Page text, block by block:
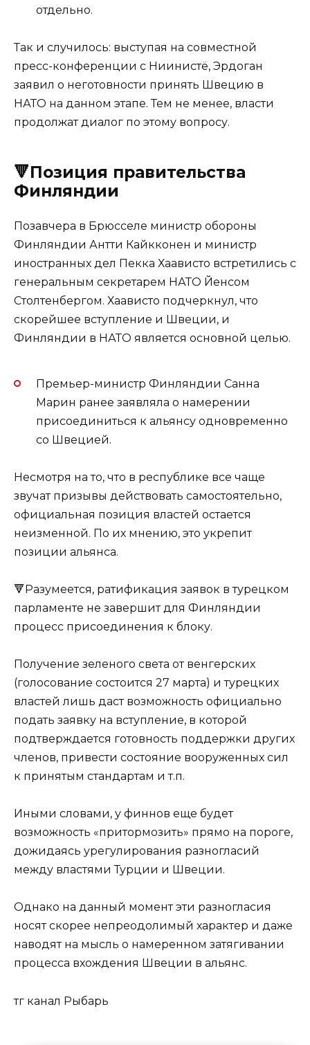
отдельно.
Так и случилось: выступая на совместной
пресс-конференции с Ниинистё, Эрдоган
заявил о неготовности принять Швецию в
НАТО на данном этапе. Тем не менее, власти
продолжат диалог по этому вопросу.
🔻Позиция правительства
Финляндии
Позавчера в Брюсселе министр обороны
Финляндии Антти Кайкконен и министр
иностранных дел Пекка Хаависто встретились с
генеральным секретарем НАТО Йенсом
Столтенбергом. Хаависто подчеркнул, что
скорейшее вступление и Швеции, и
Финляндии в НАТО является основной целью.
Премьер-министр Финляндии Санна
Марин ранее заявляла о намерении
присоединиться к альянсу одновременно
со Швецией.
Несмотря на то, что в республике все чаще
звучат призывы действовать самостоятельно,
официальная позиция властей остается
неизменной. По их мнению, это укрепит
позиции альянса.
🔻Разумеется, ратификация заявок в турецком
парламенте не завершит для Финляндии
процесс присоединения к блоку.
Получение зеленого света от венгерских
(голосование состоится 27 марта) и турецких
властей лишь даст возможность официально
подать заявку на вступление, в которой
подтверждается готовность поддержки других
членов, привести состояние вооруженных сил
к принятым стандартам и т.п.
Иными словами, у финнов еще будет
возможность «притормозить» прямо на пороге,
дожидаясь урегулирования разногласий
между властями Турции и Швеции.
Однако на данный момент эти разногласия
носят скорее непреодолимый характер и даже
наводят на мысль о намеренном затягивании
процесса вхождения Швеции в альянс.
тг канал Рыбарь